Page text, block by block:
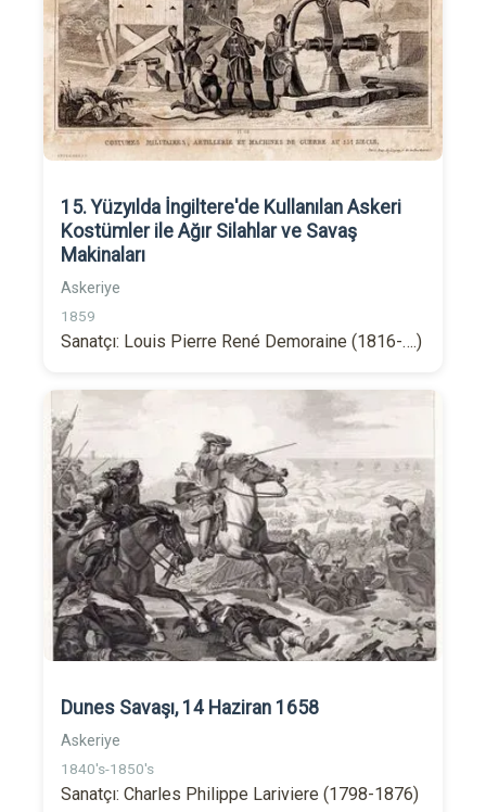
15. Yüzyılda İngiltere'de Kullanılan Askeri
Kostümler ile Ağır Silahlar ve Savaş
Makinaları
Askeriye
1859
Sanatçı: Louis Pierre René Demoraine (1816-….)
Dunes Savaşı, 14 Haziran 1658
Askeriye
1840's-1850's
Sanatçı: Charles Philippe Lariviere (1798-1876)